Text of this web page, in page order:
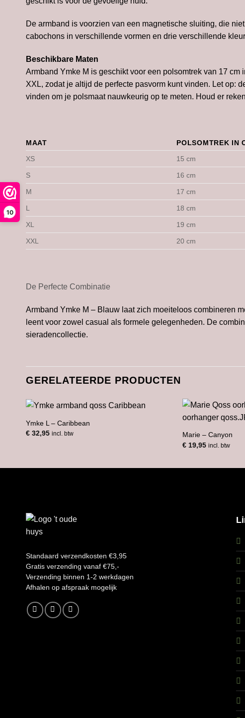
10
De armband is voorzien van een magnetische sluiting, die
cabochons in verschillende vormen en drie verschillende
Beschikbare Maten
Armband Ymke M is geschikt voor een polsomtrek van 17 cm
XXL, zodat je altijd de perfecte pasvorm kunt vinden. Let op:
vinden om je polsmaat nauwkeurig op te meten. Houd er
MAAT
POLSOMTREK IN
XS
15 cm
S 16 cm
M 17 cm
L 18 cm
XL 19 cm
XXL 20 cm
De Perfecte Combinatie
Armband Ymke M – Blauw laat zich moeiteloos combineren
leent voor zowel casual als formele gelegenheden. De
sieradencollectie.
GERELATEERDE PRODUCTEN
Ymke L – Caribbean
€32,95 incl. btw
Marie – Canyon
€19,95 incl. btw
Standaard verzendkosten €3,95
Gratis verzending vanaf €75,-
Verzending binnen 1-2 werkdagen
Afhalen op afspraak mogelijk